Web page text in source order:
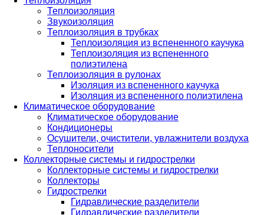
Теплоизоляция
Звукоизоляция
Теплоизоляция в трубках
Теплоизоляция из вспененного каучука
Теплоизоляция из вспененного
полиэтилена
Теплоизоляция в рулонах
Изоляция из вспененного каучука
Изоляция из вспененного полиэтилена
Климатическое оборудование
Климатическое оборудование
Кондиционеры
Осушители, очистители, увлажнители воздуха
Теплоносители
Коллекторные системы и гидрострелки
Коллекторные системы и гидрострелки
Коллекторы
Гидрострелки
Гидравлические разделители
Гидравлические разделители